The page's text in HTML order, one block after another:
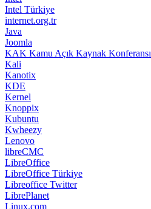
Intel Türkiye
internet.org.tr
Java
Joomla
KAK Kamu Açık Kaynak Konferansı
Kali
Kanotix
KDE
Kernel
Knoppix
Kubuntu
Kwheezy
Lenovo
libreCMC
LibreOffice
LibreOffice Türkiye
Libreoffice Twitter
LibrePlanet
Linux.com